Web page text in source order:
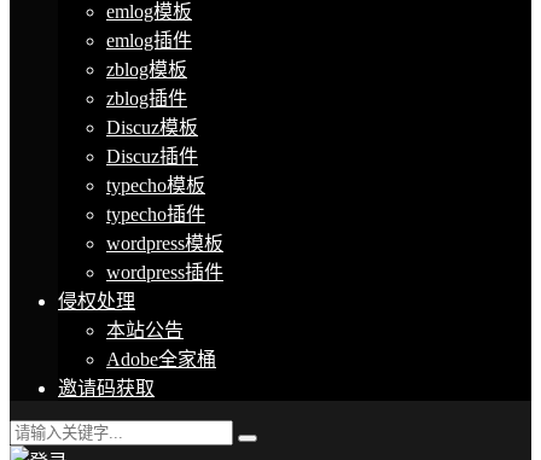
emlog模板
emlog插件
zblog模板
zblog插件
Discuz模板
Discuz插件
typecho模板
typecho插件
wordpress模板
wordpress插件
侵权处理
本站公告
Adobe全家桶
邀请码获取